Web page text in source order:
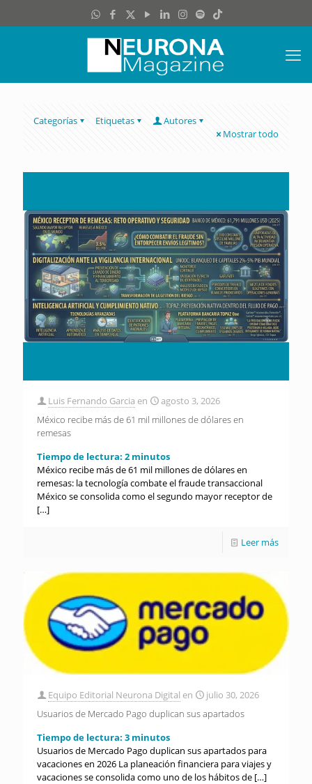
Categorías Etiquetas
Autores
Mostrar todo
Luis Fernando Garcia en
agosto 3, 2026
México recibe más de 61 mil millones de dólares en
remesas
Tiempo de lectura: 2 minutos
México recibe más de 61 mil millones de dólares en
remesas: la tecnología combate el fraude transaccional
México se consolida como el segundo mayor receptor de
[…]
Leer más
Equipo Editorial Neurona Digital en
julio 30, 2026
Usuarios de Mercado Pago duplican sus apartados
Tiempo de lectura: 3 minutos
Usuarios de Mercado Pago duplican sus apartados para
vacaciones en 2026 La planeación financiera para viajes y
vacaciones se consolida como uno de los hábitos de […]